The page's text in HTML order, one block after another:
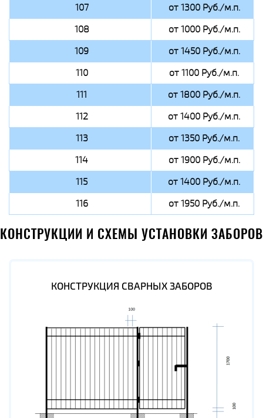
107
от 1300 Руб./м.п.
108
от 1000 Руб./м.п.
109
от 1450 Руб./м.п.
110
от 1100 Руб./м.п.
111
от 1800 Руб./м.п.
112
от 1400 Руб./м.п.
113
от 1350 Руб./м.п.
114
от 1900 Руб./м.п.
115
от 1400 Руб./м.п.
116
от 1950 Руб./м.п.
КОНСТРУКЦИИ И СХЕМЫ УСТАНОВКИ ЗАБОРОВ
КОНСТРУКЦИЯ СВАРНЫХ ЗАБОРОВ